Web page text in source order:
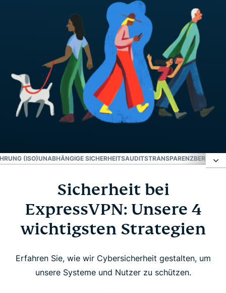
(ISO)UNABHÄNGIGE SICHERHEITSAUDITSTRANSPARENZBERICHT
Sicherheit bei ExpressVPN: Unsere 4 wichtigsten
Innovation
Betriebsführung (ISO)
Sicherheit bei
ExpressVPN: Unsere 4
wichtigsten Strategien
Erfahren Sie, wie wir Cybersicherheit gestalten, um
unsere Systeme und Nutzer zu schützen.